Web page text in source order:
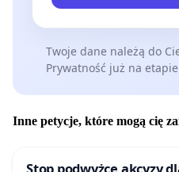
Twoje dane należą do
Prywatność już na
Inne petycje, które mogą cię